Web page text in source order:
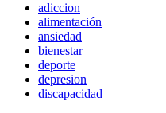
adiccion
alimentación
ansiedad
bienestar
deporte
depresion
discapacidad